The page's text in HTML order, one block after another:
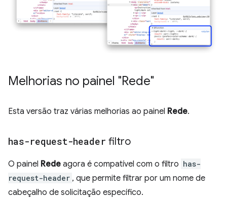
Melhorias no painel "Rede"
Esta versão traz várias melhorias ao painel Rede.
has-request-header filtro
O painel Rede agora é compatível com o filtro has-
request-header , que permite filtrar por um nome de
cabeçalho de solicitação específico.